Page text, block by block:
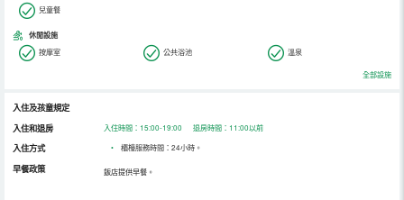
兒童餐
休閒設施
按摩室 公共浴池 溫泉
全部設施
入住及孩童規定
入住和退房
入住時間：15:00-19:00 退房時間：11:00以前
入住方式 • 櫃檯服務時間：24小時。
早餐政策 飯店提供早餐。